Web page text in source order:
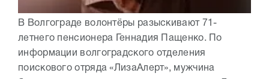
В Волгограде волонтёры разыскивают 71-
летнего пенсионера Геннадия Пащенко. По
информации волгоградского отделения
поискового отряда «ЛизаАлерт», мужчина